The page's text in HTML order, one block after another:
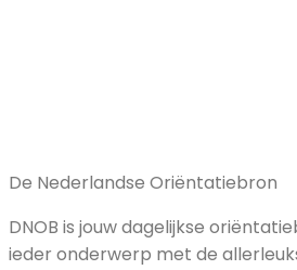
De Nederlandse Oriëntatiebron
DNOB is jouw dagelijkse
ieder onderwerp met de